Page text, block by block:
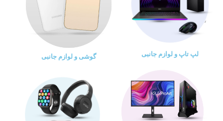
لپ تاپ و لوازم جانبی گوشی و لوازم جانبی